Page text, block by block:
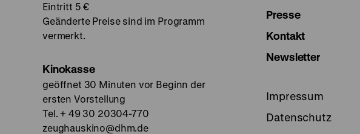
Eintritt 5 €
Geänderte Preise sind im Programm
vermerkt.
Kinokasse
geöffnet 30 Minuten vor Beginn der
ersten Vorstellung
Tel. + 49 30 20304-770
zeughauskino@dhm.de
Presse
Kontakt
Newsletter
Impressum
Datenschutz